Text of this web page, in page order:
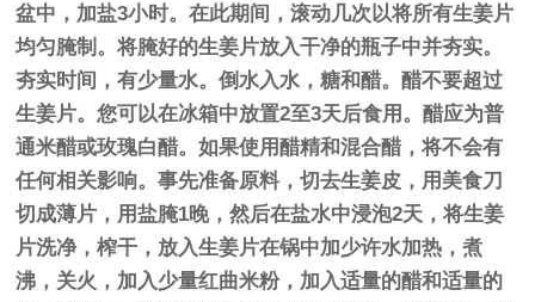
盆中，加盐3小时。在此期间，滚动几次以将所有生姜片
均匀腌制。将腌好的生姜片放入干净的瓶子中并夯实。
夯实时间，有少量水。倒水入水，糖和醋。醋不要超过
生姜片。您可以在冰箱中放置2至3天后食用。醋应为普
通米醋或玫瑰白醋。如果使用醋精和混合醋，将不会有
任何相关影响。事先准备原料，切去生姜皮，用美食刀
切成薄片，用盐腌1晚，然后在盐水中浸泡2天，将生姜
片洗净，榨干，放入生姜片在锅中加少许水加热，煮
沸，关火，加入少量红曲米粉，加入适量的醋和适量的